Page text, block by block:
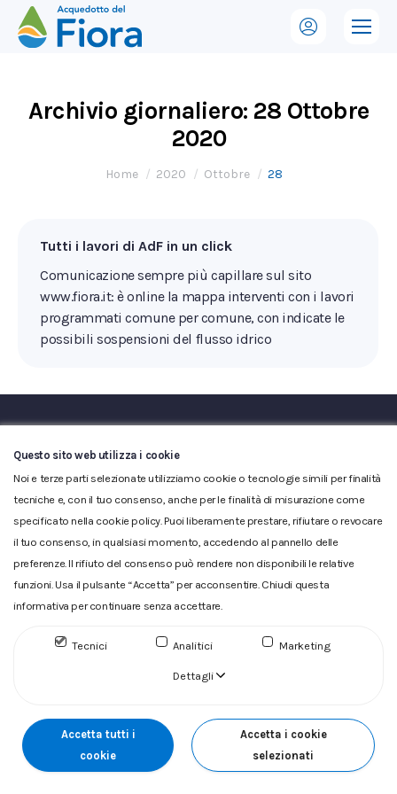
Archivio giornaliero: 28 Ottobre
2020
Tu sei qui:
Home 2020 Ottobre 28
Tutti i lavori di AdF in un click
Comunicazione sempre più capillare sul sito
www.fiora.it: è online la mappa interventi con i lavori
programmati comune per comune, con indicate le
possibili sospensioni del flusso idrico
Glossario|Privacy|Cookie|Reclamo | Reclamo pdf|
Accessibilità|Copyright
ACQUEDOTTO DEL FIORA S.p.A. Numero d'iscrizione e Codice
fiscale 00304790538 (P.IVA) già iscritta al n.10.029 - Capitale
Sociale Euro 1.730.520,00 i.v
Questo sito web utilizza i cookie
Noi e terze parti selezionate utilizziamo cookie o tecnologie simili per finalità
tecniche e, con il tuo consenso, anche per le finalità di misurazione come
specificato nella cookie policy. Puoi liberamente prestare, rifiutare o revocare
il tuo consenso, in qualsiasi momento, accedendo al pannello delle
preferenze. Il rifiuto del consenso può rendere non disponibili le relative
funzioni. Usa il pulsante “Accetta” per acconsentire. Chiudi questa
informativa per continuare senza accettare.
Tecnici Analitici Marketing
Dettagli
Accetta tutti i
cookie
Accetta i cookie
selezionati